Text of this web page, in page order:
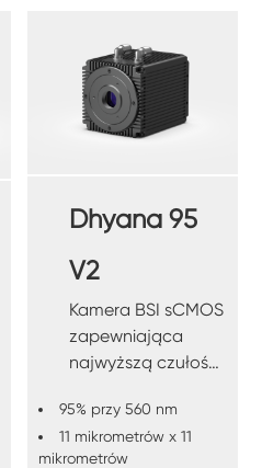
Dhyana 95
V2
Kamera BSI sCMOS
zapewniająca
najwyższą czułość
o słabym
oświetleniu.
95% przy 560 nm
11 mikrometrów x 11
mikrometrów